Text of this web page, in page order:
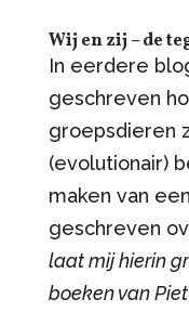
Wij en zij – de
In eerdere
geschreven
groepsdieren
(evolutionair)
maken van
geschreven
laat mij hierin
boeken van Piet